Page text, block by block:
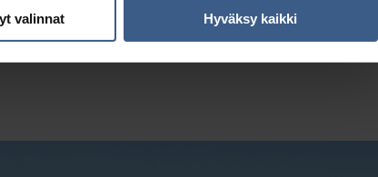
valinnat Hyväksy kaikki